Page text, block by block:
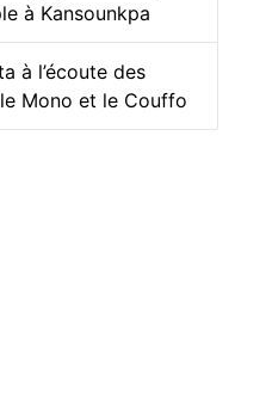
à Kansounkpa
à l’écoute des
Mono et le Couffo